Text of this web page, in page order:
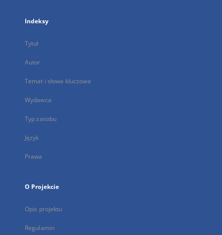
Indeksy
Tytuł
Autor
Temat i słowa kluczowe
Wydawca
Typ zasobu
Język
Prawa
O Projekcie
Opis projektu
Regulamin